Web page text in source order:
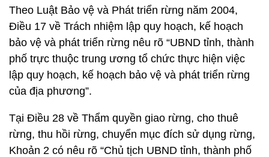
Theo Luật Bảo vệ và Phát triển rừng năm 2004,
Điều 17 về Trách nhiệm lập quy hoạch, kế hoạch
bảo vệ và phát triển rừng nêu rõ “UBND tỉnh, thành
phố trực thuộc trung ương tổ chức thực hiện việc
lập quy hoạch, kế hoạch bảo vệ và phát triển rừng
của địa phương”.
Tại Điều 28 về Thẩm quyền giao rừng, cho thuê
rừng, thu hồi rừng, chuyển mục đích sử dụng rừng,
Khoản 2 có nêu rõ “Chủ tịch UBND tỉnh, thành phố